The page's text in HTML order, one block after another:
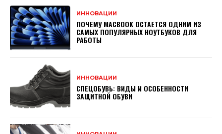
ИННОВАЦИИ
ПОЧЕМУ MACBOOK ОСТАЕТСЯ ОДНИМ ИЗ
САМЫХ ПОПУЛЯРНЫХ НОУТБУКОВ ДЛЯ
РАБОТЫ
ИННОВАЦИИ
СПЕЦОБУВЬ: ВИДЫ И ОСОБЕННОСТИ
ЗАЩИТНОЙ ОБУВИ